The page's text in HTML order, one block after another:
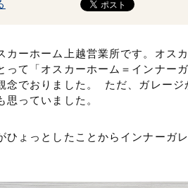
カーホーム上越営業所です。オス
って「オスカーホーム＝インナー
念でおりました。 ただ、ガレー
思っていました。
ひょっとしたことからインナーガ